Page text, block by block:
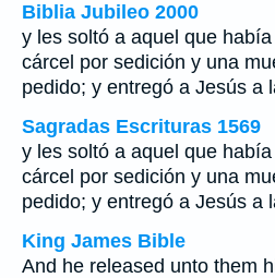
Biblia Jubileo 2000
y les soltó a aquel que
cárcel por sedición y una
pedido; y entregó a Jesús a
Sagradas Escrituras 1569
y les soltó a aquel que
cárcel por sedición y una
pedido; y entregó a Jesús a
King James Bible
And he released unto them